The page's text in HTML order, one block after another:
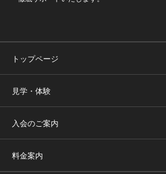
トップページ
見学・体験
入会のご案内
料金案内